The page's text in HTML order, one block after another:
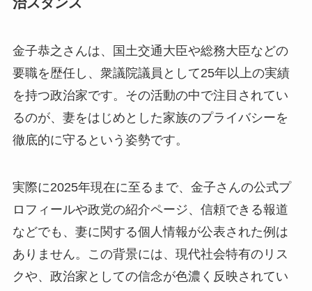
金子恭之さんは、国土交通大臣や総務大臣などの
要職を歴任し、衆議院議員として25年以上の実績
を持つ政治家です。その活動の中で注目されてい
るのが、妻をはじめとした家族のプライバシーを
徹底的に守るという姿勢です。
実際に2025年現在に至るまで、金子さんの公式プ
ロフィールや政党の紹介ページ、信頼できる報道
などでも、妻に関する個人情報が公表された例は
ありません。この背景には、現代社会特有のリス
クや、政治家としての信念が色濃く反映されてい